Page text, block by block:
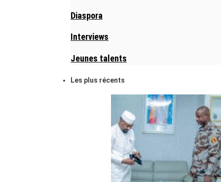
Diaspora
Interviews
Jeunes talents
Les plus récents